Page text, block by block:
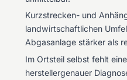
Kurzstrecken- und
landwirtschaftlichen
Abgasanlage stärker als
Im Ortsteil selbst fehlt
herstellergenauer